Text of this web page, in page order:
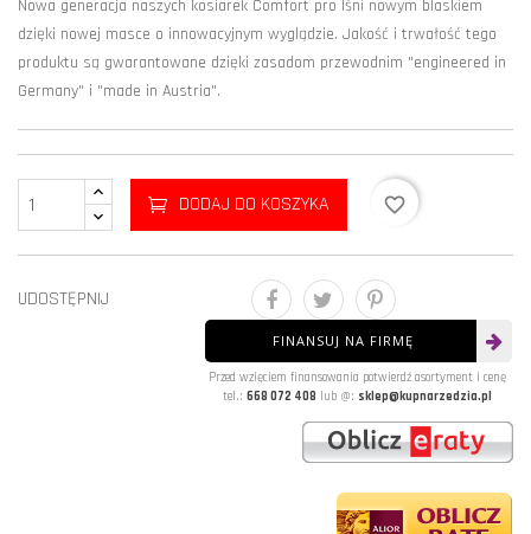
Nowa generacja naszych kosiarek Comfort pro lśni nowym blaskiem
dzięki nowej masce o innowacyjnym wyglądzie. Jakość i trwałość tego
produktu są gwarantowane dzięki zasadom przewodnim "engineered in
Germany" i "made in Austria".
DODAJ DO KOSZYKA favorite_border
UDOSTĘPNIJ
FINANSUJ NA FIRMĘ
Przed wzięciem finansowania potwierdź asortyment i cenę
tel.: 668 072 408 lub @: sklep@kupnarzedzia.pl